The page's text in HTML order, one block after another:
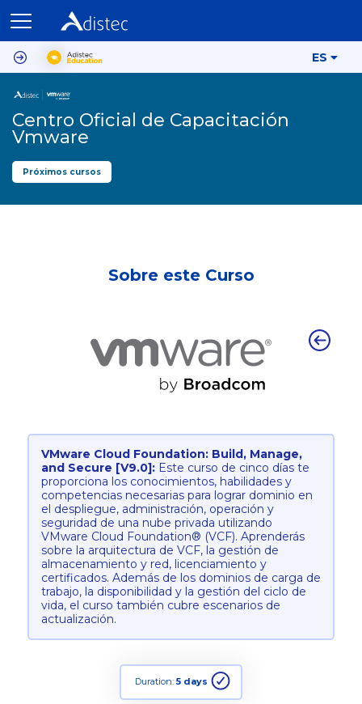
ES
Centro Oficial de Capacitación
Vmware
Próximos cursos
Sobre este Curso
VMware Cloud Foundation: Build, Manage,
and Secure [V9.0]: Este curso de cinco días te
proporciona los conocimientos, habilidades y
competencias necesarias para lograr dominio en
el despliegue, administración, operación y
seguridad de una nube privada utilizando
VMware Cloud Foundation® (VCF). Aprenderás
sobre la arquitectura de VCF, la gestión de
almacenamiento y red, licenciamiento y
certificados. Además de los dominios de carga de
trabajo, la disponibilidad y la gestión del ciclo de
vida, el curso también cubre escenarios de
actualización.
Duration: 5 days